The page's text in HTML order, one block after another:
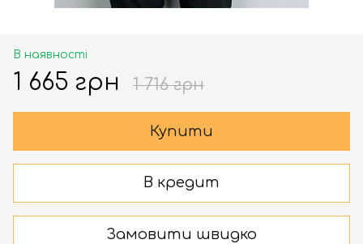
В наявності
1 665 грн 1 716 грн
Купити
В кредит
Замовити швидко